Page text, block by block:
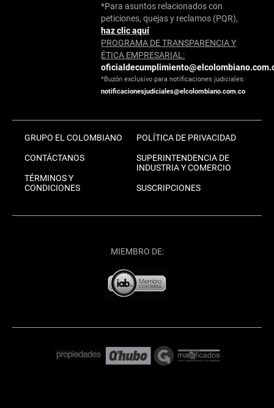
*Para asuntos relacionados con
peticiones, quejas y reclamos (PQR),
haz clic aquí
PROGRAMA DE TRANSPARENCIA Y
ÉTICA EMPRESARIAL:
*Buzón exclusivo para notificaciones judiciales:
notificacionesjudiciales@elcolombiano.com.co
GRUPO EL COLOMBIANO
CONTÁCTANOS
TÉRMINOS Y
CONDICIONES
POLÍTICA DE PRIVACIDAD
SUPERINTENDENCIA DE
INDUSTRIA Y COMERCIO
SUSCRIPCIONES
MIEMBRO DE: